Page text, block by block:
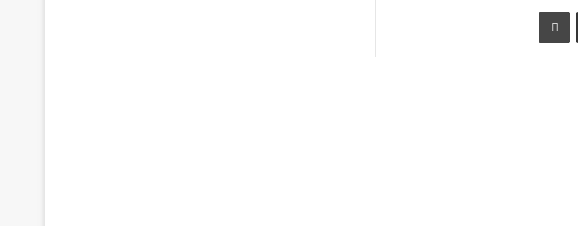
مشاركة عبر البريد طباعة